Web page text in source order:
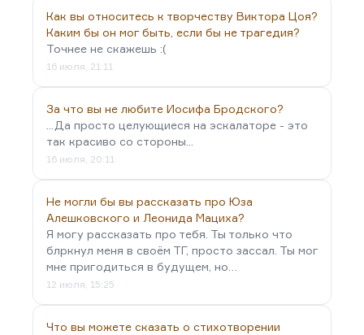
Как вы относитесь к творчеству Виктора Цоя?
Каким бы он мог быть, если бы не трагедия?
Точнее не скажешь :(
16 июля, 21:11
За что вы не любите Иосифа Бродского?
...Да просто целующиеся на эскалаторе - это
так красиво со стороны...
16 июля, 20:11
Не могли бы вы рассказать про Юза
Алешковского и Леонида Мациха?
Я могу рассказать про тебя. Ты только что
блркнул меня в своём ТГ, просто зассал. Ты мог
мне пригодиться в будущем, но…
12 июля, 15:25
Что вы можете сказать о стихотворении